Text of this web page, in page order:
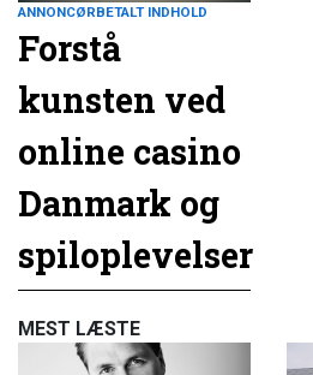
ANNONCØRBETALT INDHOLD
Forstå
kunsten ved
online casino
Danmark og
spiloplevelser
MEST LÆSTE